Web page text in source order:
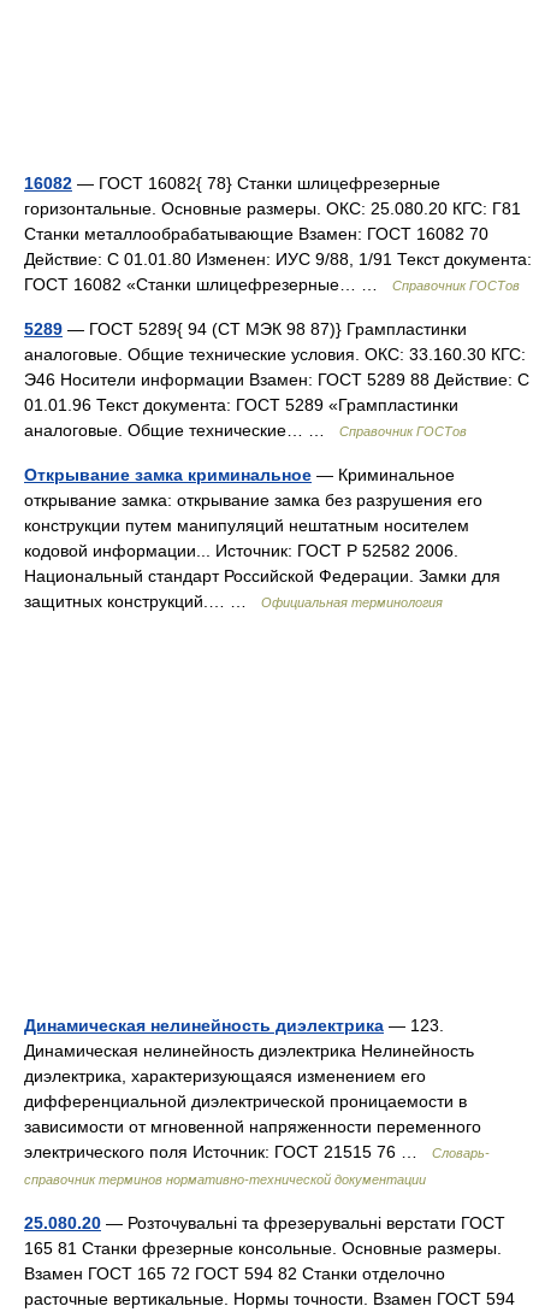
16082 — ГОСТ 16082{ 78} Станки шлицефрезерные
горизонтальные. Основные размеры. ОКС: 25.080.20 КГС: Г81
Станки металлообрабатывающие Взамен: ГОСТ 16082 70
Действие: С 01.01.80 Изменен: ИУС 9/88, 1/91 Текст документа:
ГОСТ 16082 «Станки шлицефрезерные… …
Справочник ГОСТов
5289 — ГОСТ 5289{ 94 (СТ МЭК 98 87)} Грампластинки
аналоговые. Общие технические условия. ОКС: 33.160.30 КГС:
Э46 Носители информации Взамен: ГОСТ 5289 88 Действие: С
01.01.96 Текст документа: ГОСТ 5289 «Грампластинки
аналоговые. Общие технические… …
Справочник ГОСТов
Открывание замка криминальное — Криминальное
открывание замка: открывание замка без разрушения его
конструкции путем манипуляций нештатным носителем
кодовой информации... Источник: ГОСТ Р 52582 2006.
Национальный стандарт Российской Федерации. Замки для
защитных конструкций.… …
Официальная терминология
Динамическая нелинейность диэлектрика — 123.
Динамическая нелинейность диэлектрика Нелинейность
диэлектрика, характеризующаяся изменением его
дифференциальной диэлектрической проницаемости в
зависимости от мгновенной напряженности переменного
электрического поля Источник: ГОСТ 21515 76 …
Словарь-
справочник терминов нормативно-технической документации
25.080.20 — Розточувальні та фрезерувальні верстати ГОСТ
165 81 Станки фрезерные консольные. Основные размеры.
Взамен ГОСТ 165 72 ГОСТ 594 82 Станки отделочно
расточные вертикальные. Нормы точности. Взамен ГОСТ 594